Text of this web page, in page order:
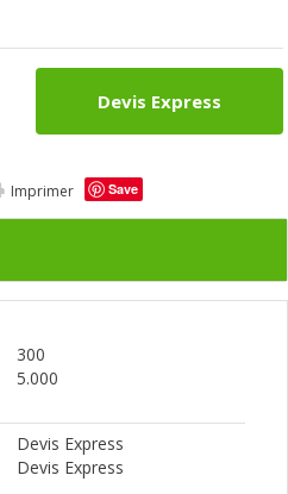
Devis Express
Imprimer Save
300
5.000
Devis Express
Devis Express